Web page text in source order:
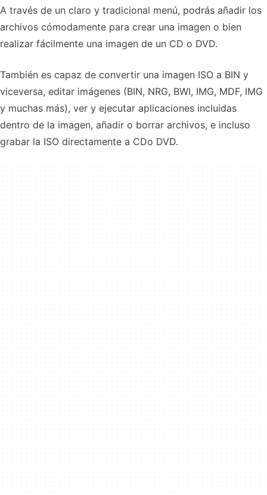
A través de un claro y tradicional menú, podrás añadir los
archivos cómodamente para crear una imagen o bien
realizar fácilmente una imagen de un CD o DVD.
También es capaz de convertir una imagen ISO a BIN y
viceversa, editar imágenes (BIN, NRG, BWI, IMG, MDF, IMG
y muchas más), ver y ejecutar aplicaciones incluidas
dentro de la imagen, añadir o borrar archivos, e incluso
grabar la ISO directamente a CDo DVD.